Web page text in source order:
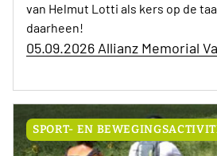
van Helmut Lotti als kers op de
daarheen!
05.09.2026 Allianz Memorial
SPORT- EN